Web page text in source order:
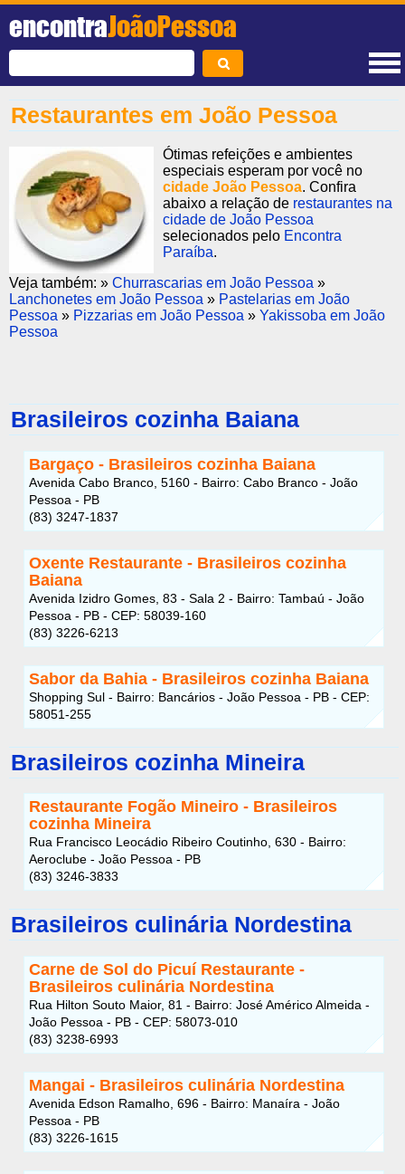
encontraJoãoPessoa
Restaurantes em João Pessoa
Ótimas refeições e ambientes
especiais esperam por você no
cidade João Pessoa. Confira
abaixo a relação de restaurantes na
cidade de João Pessoa
selecionados pelo Encontra
Paraíba.
Veja também: » Churrascarias em João Pessoa »
Lanchonetes em João Pessoa » Pastelarias em João
Pessoa » Pizzarias em João Pessoa » Yakissoba em João
Pessoa
Brasileiros cozinha Baiana
Bargaço - Brasileiros cozinha Baiana
Avenida Cabo Branco, 5160 - Bairro: Cabo Branco - João
Pessoa - PB
(83) 3247-1837
Oxente Restaurante - Brasileiros cozinha
Baiana
Avenida Izidro Gomes, 83 - Sala 2 - Bairro: Tambaú - João
Pessoa - PB - CEP: 58039-160
(83) 3226-6213
Sabor da Bahia - Brasileiros cozinha Baiana
Shopping Sul - Bairro: Bancários - João Pessoa - PB - CEP:
58051-255
Brasileiros cozinha Mineira
Restaurante Fogão Mineiro - Brasileiros
cozinha Mineira
Rua Francisco Leocádio Ribeiro Coutinho, 630 - Bairro:
Aeroclube - João Pessoa - PB
(83) 3246-3833
Brasileiros culinária Nordestina
Carne de Sol do Picuí Restaurante -
Brasileiros culinária Nordestina
Rua Hilton Souto Maior, 81 - Bairro: José Américo Almeida -
João Pessoa - PB - CEP: 58073-010
(83) 3238-6993
Mangai - Brasileiros culinária Nordestina
Avenida Edson Ramalho, 696 - Bairro: Manaíra - João
Pessoa - PB
(83) 3226-1615